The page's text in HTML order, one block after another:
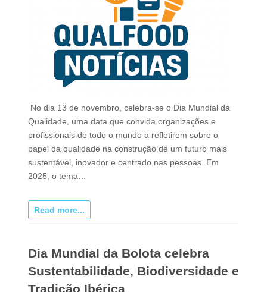
No dia 13 de novembro, celebra-se o Dia Mundial da
Qualidade, uma data que convida organizações e
profissionais de todo o mundo a refletirem sobre o
papel da qualidade na construção de um futuro mais
sustentável, inovador e centrado nas pessoas. Em
2025, o tema…
Read more...
Dia Mundial da Bolota celebra
Sustentabilidade, Biodiversidade e
Tradição Ibérica